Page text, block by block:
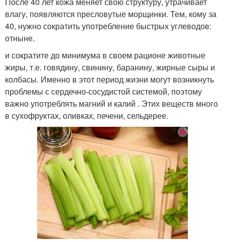
влагу, появляются пресловутые морщинки. Тем, кому за
40, нужно сократить употребление быстрых углеводов:
отныне.
и сократите до минимума в своем рационе животные
жиры, т.е. говядину, свинину, баранину, жирные сыры и
колбасы. Именно в этот период жизни могут возникнуть
проблемы с сердечно-сосудистой системой, поэтому
важно употреблять магний и калий . Этих веществ много
в сухофруктах, оливках, печени, сельдерее.